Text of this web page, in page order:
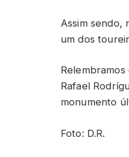
Assim sendo,
um dos
Rafael
monumento
Foto: D.R.